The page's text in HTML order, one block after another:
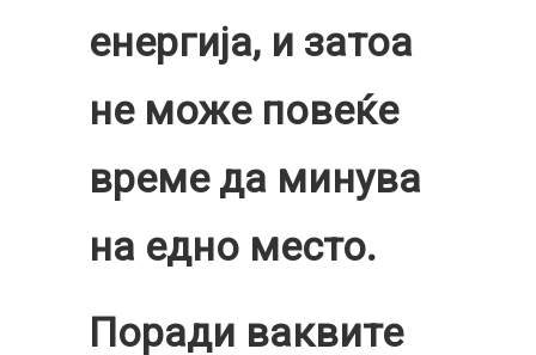
енергија, и затоа
не може повеќе
време да минува
на едно место.
Поради ваквите